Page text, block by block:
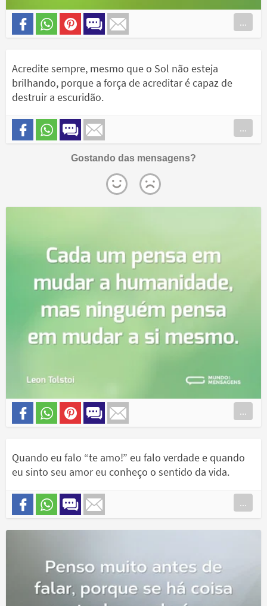
...
Acredite sempre, mesmo que o Sol não esteja
brilhando, porque a força de acreditar é capaz de
destruir a escuridão.
...
Gostando das mensagens?
...
Quando eu falo “te amo!” eu falo verdade e quando
eu sinto seu amor eu conheço o sentido da vida.
...